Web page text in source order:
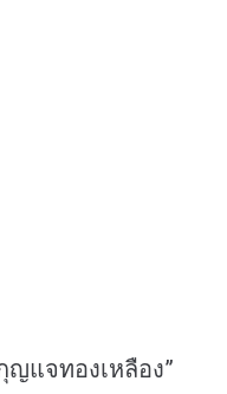
แจทองเหลือง”